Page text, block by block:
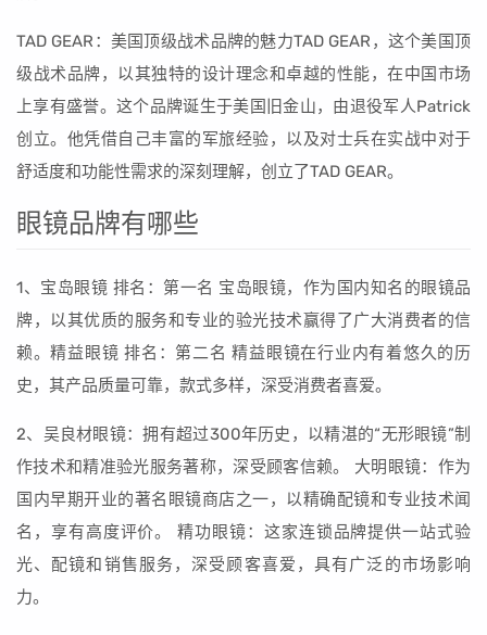
TAD GEAR：美国顶级战术品牌的魅力TAD GEAR，这个美国顶
级战术品牌，以其独特的设计理念和卓越的性能，在中国市场
上享有盛誉。这个品牌诞生于美国旧金山，由退役军人Patrick
创立。他凭借自己丰富的军旅经验，以及对士兵在实战中对于
舒适度和功能性需求的深刻理解，创立了TAD GEAR。
眼镜品牌有哪些
1、宝岛眼镜 排名：第一名 宝岛眼镜，作为国内知名的眼镜品
牌，以其优质的服务和专业的验光技术赢得了广大消费者的信
赖。精益眼镜 排名：第二名 精益眼镜在行业内有着悠久的历
史，其产品质量可靠，款式多样，深受消费者喜爱。
2、吴良材眼镜：拥有超过300年历史，以精湛的“无形眼镜”制
作技术和精准验光服务著称，深受顾客信赖。 大明眼镜：作为
国内早期开业的著名眼镜商店之一，以精确配镜和专业技术闻
名，享有高度评价。 精功眼镜：这家连锁品牌提供一站式验
光、配镜和销售服务，深受顾客喜爱，具有广泛的市场影响
力。